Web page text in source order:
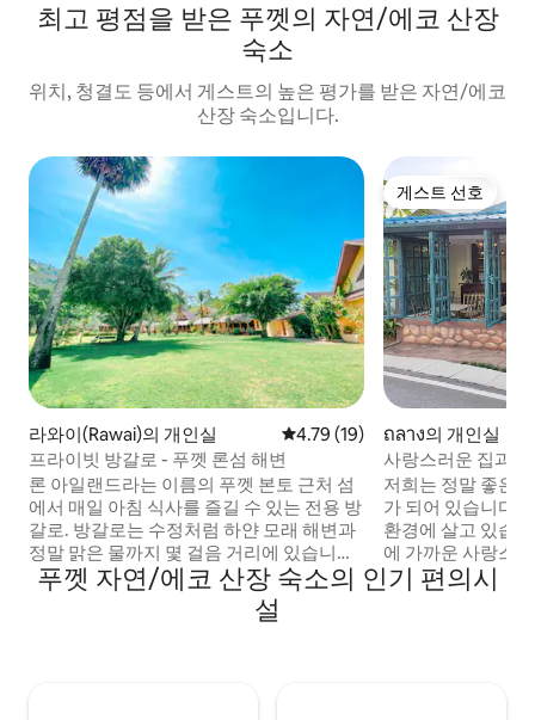
최고 평점을 받은 푸껫의 자연/에코 산장
숙소
위치, 청결도 등에서 게스트의 높은 평가를 받은 자연/에코
산장 숙소입니다.
라와이(Rawai)의 개인실 평점 4.79점(5점 만점), 후기 19
4.79 (19)
프라이빗 방갈로 - 푸껫 론섬 해변
론 아일랜드라는 이름의 푸껫 본토 근처 섬
에서 매일 아침 식사를 즐길 수 있는 전용 방
갈로. 방갈로는 수정처럼 하얀 모래 해변과
정말 맑은 물까지 몇 걸음 거리에 있습니다.
리조트에는 3개의 수영장, 레스토랑, 바비
큐 서비스, 스노클링 시설, 카약, 비치 체어,
해변에서 휴식을 취할 수 있는 작은 오두막
게스트 선호
게스트 선호
ถลาง의 개인실
사랑스러운 집과
저희는 정말 좋은
가 되어 있습니다.
환경에 살고 있습
에 가까운 사랑스
공합니다. 조용하고 친절한 동네에 위치한
편리한 위치는 푸
푸껫 자연/에코 산장 숙소의 인기 편의시
설